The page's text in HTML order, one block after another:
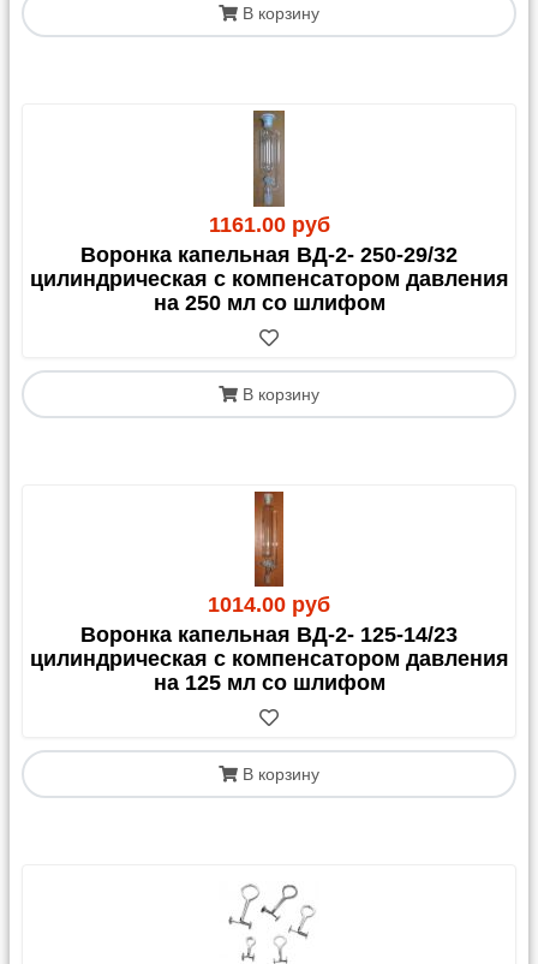
В корзину
1161.00 руб
Воронка капельная ВД-2- 250-29/32
цилиндрическая с компенсатором давления
на 250 мл со шлифом
В корзину
1014.00 руб
Воронка капельная ВД-2- 125-14/23
цилиндрическая с компенсатором давления
на 125 мл со шлифом
В корзину